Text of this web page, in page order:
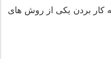
کار بردن یکی از روش های